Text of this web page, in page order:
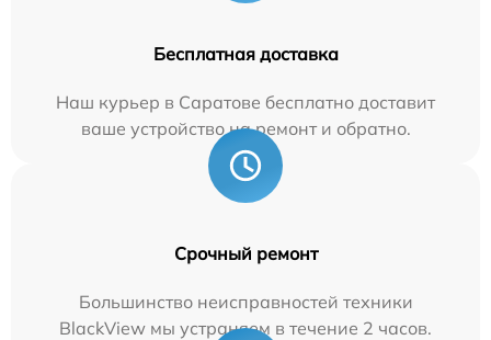
Бесплатная доставка
Наш курьер в Саратове бесплатно доставит
ваше устройство на ремонт и обратно.
Срочный ремонт
Большинство неисправностей техники
BlackView мы устраняем в течение 2 часов.